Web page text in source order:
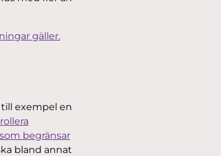
gäller.
exempel en
begränsar
bland annat